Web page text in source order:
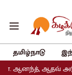
தமிழ்நாடு
அர்ஜுனா